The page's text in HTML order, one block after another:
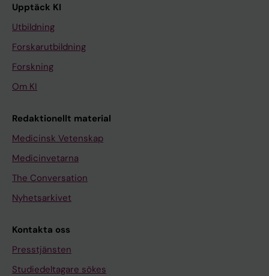
Upptäck KI
Utbildning
Forskarutbildning
Forskning
Om KI
Redaktionellt material
Medicinsk Vetenskap
Medicinvetarna
The Conversation
Nyhetsarkivet
Kontakta oss
Presstjänsten
Studiedeltagare sökes